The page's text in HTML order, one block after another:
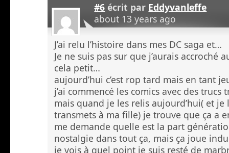
#6 écrit par Eddyvanleffe
about 13 years ago
J’ai relu l’histoire dans mes DC saga et…
Je ne suis pas sur que j’aurais accroché
cela petit…
aujourd’hui c’est rop tard mais en tant
j’ai commencé les comics avec des
mais quand je les relis aujourd’hui( et je
transmets à ma fille) je trouve que ça a
me demande quelle est la part
nostalgie dans tout ça, mais ça joue
je vois à quel point je suis resté de